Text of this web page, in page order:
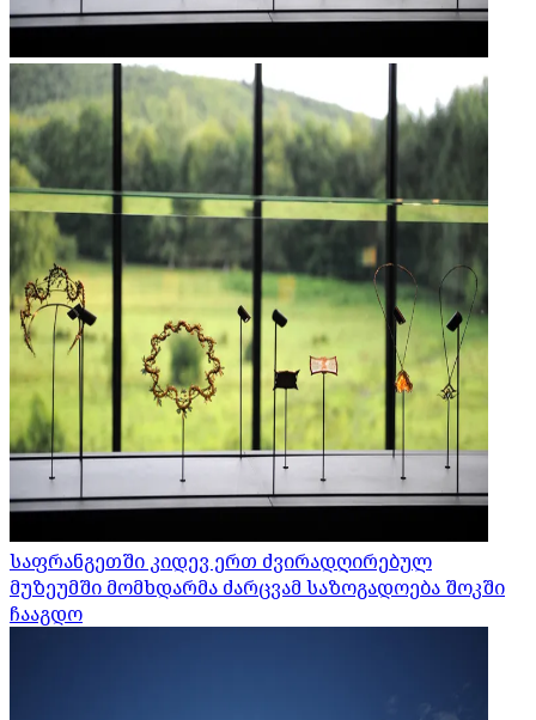
საფრანგეთში კიდევ ერთ ძვირადღირებულ
მუზეუმში მომხდარმა ძარცვამ საზოგადოება შოკში
ჩააგდო